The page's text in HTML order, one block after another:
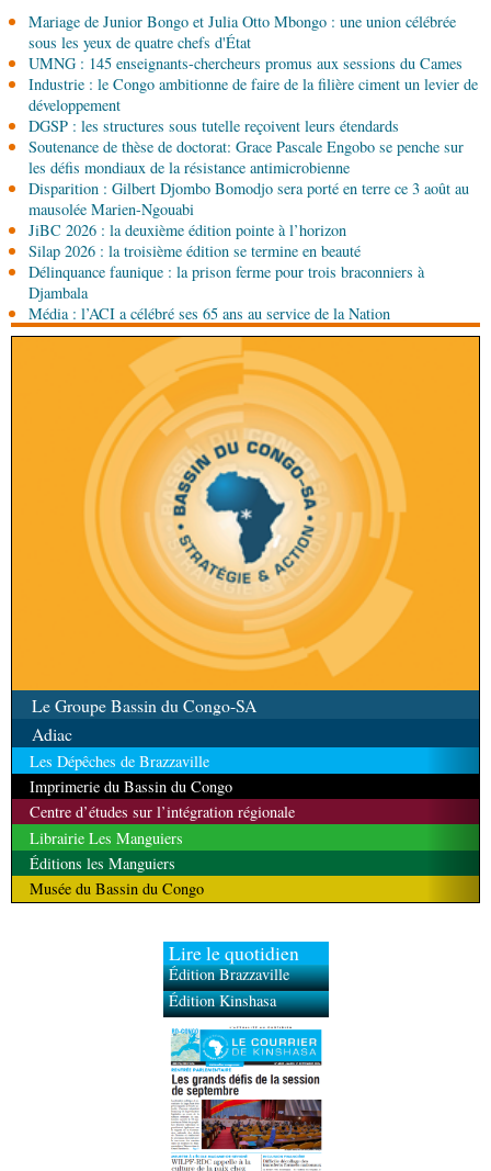
SociétéUMNG : 145 enseignants-chercheurs
promus aux sessions du Cames
06-08-2026 15:00
ÉconomieDeuxième édition de la Gfac : le défi
d’offrir à la nation des produits alimentaires de
qualité
06-08-2026 15:00
SociétéProjet PSIPJ : des formateurs en
apprentissage
Art-Culture-Média9e Grande rentrée littéraire de
Kinshasa : le Congo à l'honneur
Mariage de Junior Bongo et Julia Otto Mbongo : une union célébrée
sous les yeux de quatre chefs d'État
UMNG : 145 enseignants-chercheurs promus aux sessions du Cames
Industrie : le Congo ambitionne de faire de la filière ciment un levier de
développement
DGSP : les structures sous tutelle reçoivent leurs étendards
Soutenance de thèse de doctorat: Grace Pascale Engobo se penche sur
les défis mondiaux de la résistance antimicrobienne
Disparition : Gilbert Djombo Bomodjo sera porté en terre ce 3 août au
mausolée Marien-Ngouabi
JiBC 2026 : la deuxième édition pointe à l’horizon
Silap 2026 : la troisième édition se termine en beauté
Délinquance faunique : la prison ferme pour trois braconniers à
Djambala
Média : l’ACI a célébré ses 65 ans au service de la Nation
Le Groupe Bassin du Congo-SA
Adiac
Les Dépêches de Brazzaville
Imprimerie du Bassin du Congo
Centre d’études sur l’intégration régionale
Librairie Les Manguiers
Éditions les Manguiers
Musée du Bassin du Congo
Lire le quotidien
Édition Brazzaville
Édition Kinshasa